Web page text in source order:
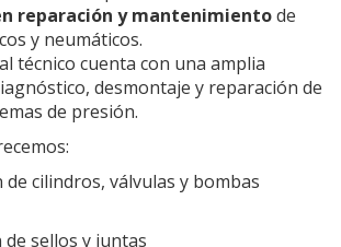
reparación y mantenimientode
y neumáticos.
técnico cuenta con una amplia
desmontaje y reparación de
de presión.
de cilindros, válvulas y bombas
sellos y juntas